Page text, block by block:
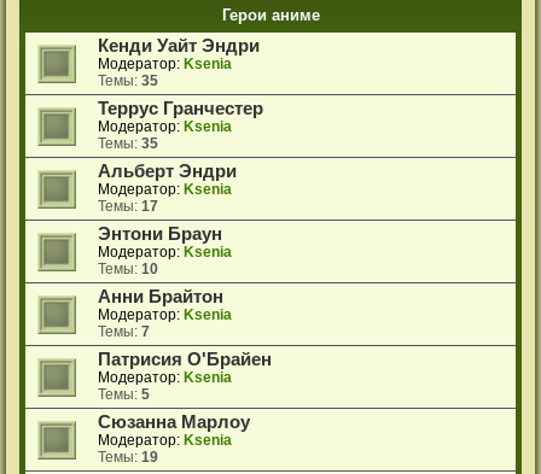
Герои аниме
Кенди Уайт Эндри
Модератор: Ksenia
Темы: 35
Террус Гранчестер
Модератор: Ksenia
Темы: 35
Альберт Эндри
Модератор: Ksenia
Темы: 17
Энтони Браун
Модератор: Ksenia
Темы: 10
Анни Брайтон
Модератор: Ksenia
Темы: 7
Патрисия О'Брайен
Модератор: Ksenia
Темы: 5
Сюзанна Марлоу
Модератор: Ksenia
Темы: 19